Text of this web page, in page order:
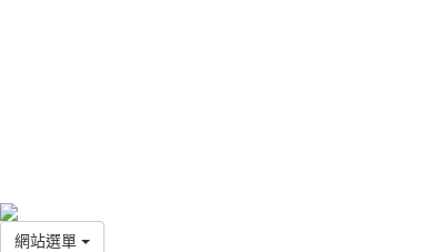
網站選單